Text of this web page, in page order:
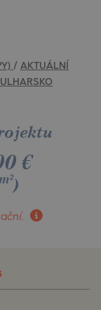
/ AKTUÁLNÍ
€
m²)